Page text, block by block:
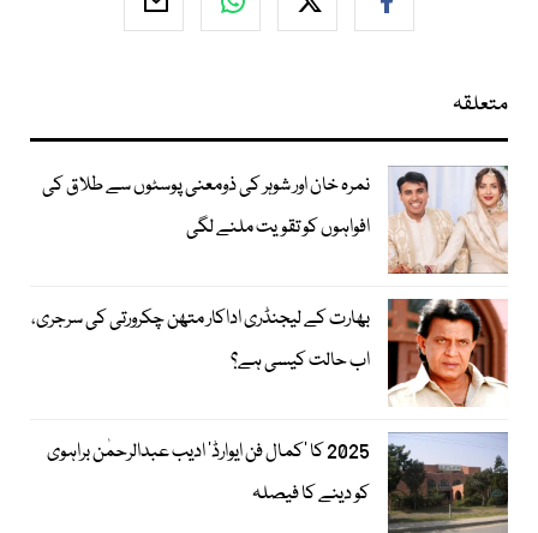
متعلقہ
نمرہ خان اور شوہر کی ذومعنی پوسٹوں سے طلاق کی
افواہوں کو تقویت ملنے لگی
بھارت کے لیجنڈری اداکار متھن چکرورتی کی سرجری،
اب حالت کیسی ہے؟
2025 کا ’کمال فن ایوارڈ‘ ادیب عبدالرحمٰن براہوی
کو دینے کا فیصلہ